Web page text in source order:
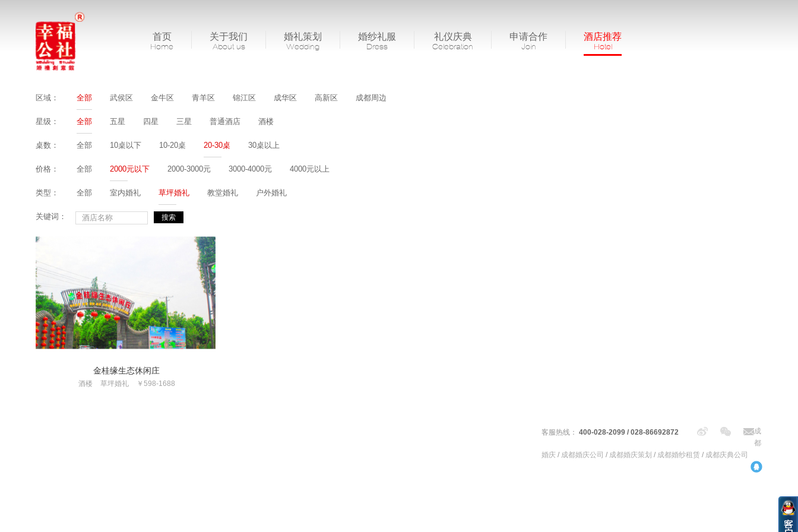
首页
Home
关于我们
About us
婚礼策划
Wedding
婚纱礼服
Dress
礼仪庆典
Celebration
申请合作
Join
酒店推荐
Hotel
区域： 全部 武侯区 金牛区 青羊区 锦江区 成华区 高新区 成都周边
星级： 全部 五星 四星 三星 普通酒店 酒楼
桌数： 全部 10桌以下 10-20桌 20-30桌 30桌以上
价格： 全部 2000元以下 2000-3000元 3000-4000元 4000元以上
类型： 全部 室内婚礼 草坪婚礼 教堂婚礼 户外婚礼
关键词：
金桂缘生态休闲庄
酒楼 草坪婚礼 ￥598-1688
客服热线： 400-028-2099 / 028-86692872
成
都
婚庆 / 成都婚庆公司 / 成都婚庆策划 / 成都婚纱租赁 / 成都庆典公司